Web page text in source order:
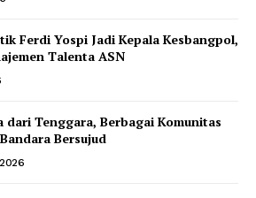
Ferdi Yospi Jadi Kepala Kesbangpol,
Talenta ASN
dari Tenggara, Berbagai Komunitas
Bersujud